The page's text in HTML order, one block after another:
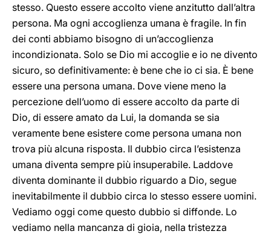
stesso. Questo essere accolto viene anzitutto dall’altra
persona. Ma ogni accoglienza umana è fragile. In fin
dei conti abbiamo bisogno di un’accoglienza
incondizionata. Solo se Dio mi accoglie e io ne divento
sicuro, so definitivamente: è bene che io ci sia. È bene
essere una persona umana. Dove viene meno la
percezione dell’uomo di essere accolto da parte di
Dio, di essere amato da Lui, la domanda se sia
veramente bene esistere come persona umana non
trova più alcuna risposta. Il dubbio circa l’esistenza
umana diventa sempre più insuperabile. Laddove
diventa dominante il dubbio riguardo a Dio, segue
inevitabilmente il dubbio circa lo stesso essere uomini.
Vediamo oggi come questo dubbio si diffonde. Lo
vediamo nella mancanza di gioia, nella tristezza